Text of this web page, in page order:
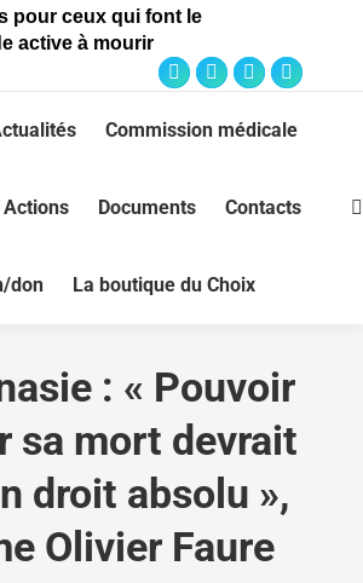
pour ceux qui font le
active à mourir
Commission médicale
Actions Documents Contacts
don La boutique du Choix
: « Pouvoir
sa mort devrait
droit absolu »,
Olivier Faure